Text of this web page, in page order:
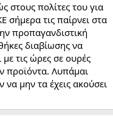
στους πολίτες του για
τις παίρνει στα
προπαγανδιστική
διαβίωσης να
τις ώρες σε ουρές
προϊόντα. Λυπάμαι
μην τα έχεις ακούσει